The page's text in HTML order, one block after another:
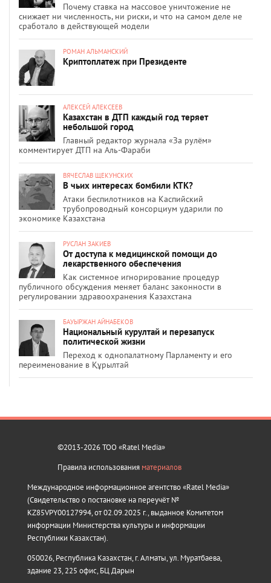
Почему ставка на массовое уничтожение не
снижает ни численность, ни риски, и что на самом деле не
сработало в действующей модели
РОМАН АЛЬМАНСКИЙ
Криптоплатеж при Президенте
АЛЕКСЕЙ АЛЕКСЕЕВ
Казахстан в ДТП каждый год теряет
небольшой город
Главный редактор журнала «За рулём»
комментирует ДТП на Аль-Фараби
ВЯЧЕСЛАВ ЩЕКУНСКИХ
В чьих интересах бомбили КТК?
Атаки беспилотников на Каспийский
трубопроводный консорциум ударили по
экономике Казахстана
РУСЛАН ЗАКИЕВ
От доступа к медицинской помощи до
лекарственного обеспечения
Как системное игнорирование процедур
публичного обсуждения меняет баланс законности в
регулировании здравоохранения Казахстана
БАУЫРЖАН АЙНАБЕКОВ
Национальный курултай и перезапуск
политической жизни
Переход к однопалатному Парламенту и его
переименование в Құрылтай
©2013-2026 ТОО «Ratel Media»
Правила использования материалов
Международное информационное агентство «Ratel Media»
(Свидетельство о постановке на переучёт №
KZ85VPY00127994, от 02.09.2025 г., выданное Комитетом
информации Министерства культуры и информации
Республики Казахстан).
050026, Республика Казахстан, г. Алматы, ул. Муратбаева,
здание 23, 225 офис, БЦ Дарын